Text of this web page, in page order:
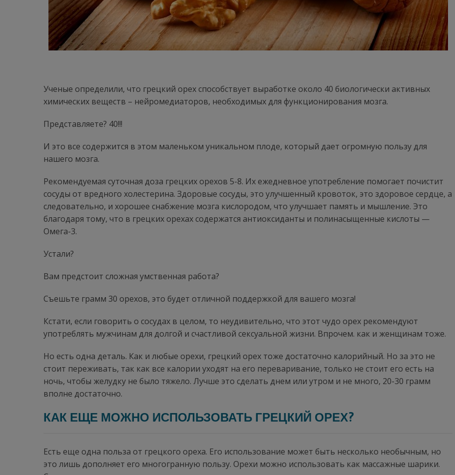
Ученые определили, что грецкий орех способствует выработке около 40 биологически активных
химических веществ – нейромедиаторов, необходимых для функционирования мозга.
Представляете? 40!!!
И это все содержится в этом маленьком уникальном плоде, который дает огромную пользу для
нашего мозга.
Рекомендуемая суточная доза грецких орехов 5-8. Их ежедневное употребление помогает почистит
сосуды от вредного холестерина. Здоровые сосуды, это улучшенный кровоток, это здоровое сердце, а
следовательно, и хорошее снабжение мозга кислородом, что улучшает память и мышление. Это
благодаря тому, что в грецких орехах содержатся антиоксиданты и полинасыщенные кислоты —
Омега-3.
Устали?
Вам предстоит сложная умственная работа?
Съешьте грамм 30 орехов, это будет отличной поддержкой для вашего мозга!
Кстати, если говорить о сосудах в целом, то неудивительно, что этот чудо орех рекомендуют
употреблять мужчинам для долгой и счастливой сексуальной жизни. Впрочем. как и женщинам тоже.
Но есть одна деталь. Как и любые орехи, грецкий орех тоже достаточно калорийный. Но за это не
стоит переживать, так как все калории уходят на его переваривание, только не стоит его есть на
ночь, чтобы желудку не было тяжело. Лучше это сделать днем или утром и не много, 20-30 грамм
вполне достаточно.
КАК ЕЩЕ МОЖНО ИСПОЛЬЗОВАТЬ ГРЕЦКИЙ ОРЕХ?
Есть еще одна польза от грецкого ореха. Его использование может быть несколько необычным, но
это лишь дополняет его многогранную пользу. Орехи можно использовать как массажные шарики.